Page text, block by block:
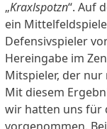
„Kraxlspotzn“. Auf
ein
Defensivspieler
Hereingabe im
Mitspieler, der nur
Mit diesem
wir hatten uns für